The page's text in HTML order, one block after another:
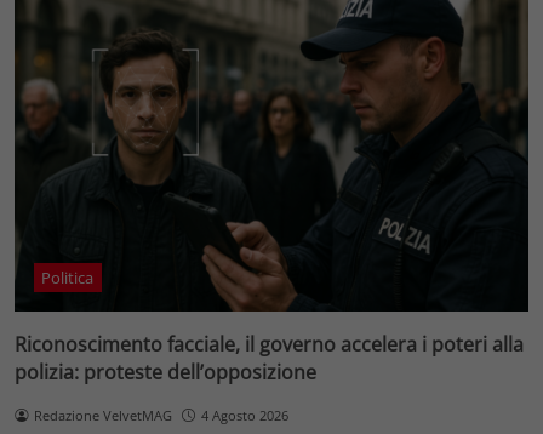
Politica
Riconoscimento facciale, il governo accelera i poteri alla
polizia: proteste dell’opposizione
Redazione VelvetMAG 4 Agosto 2026